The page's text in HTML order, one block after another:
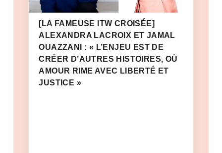
[LA FAMEUSE ITW CROISÉE]
ALEXANDRA LACROIX ET JAMAL
OUAZZANI : « L’ENJEU EST DE
CRÉER D’AUTRES HISTOIRES, OÙ
AMOUR RIME AVEC LIBERTÉ ET
JUSTICE »